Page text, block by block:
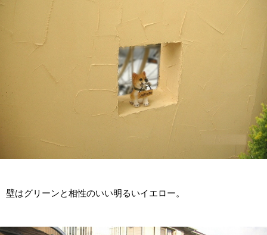
壁はグリーンと相性のいい明るいイエロー。